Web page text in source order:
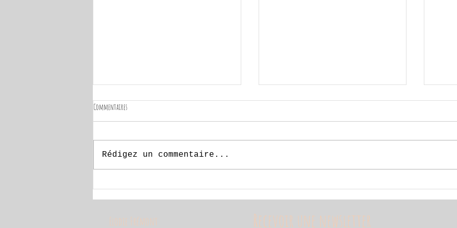
Joyeux
Commentaires
Rédigez un commentaire...
Elodie Frémont Recevoir une newsletter